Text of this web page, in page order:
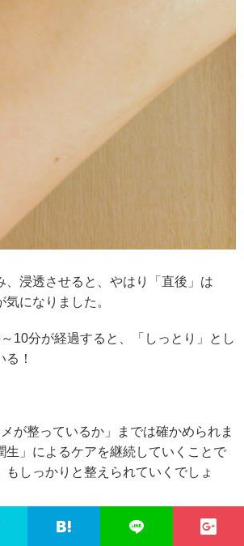
、浸透させると、やはり「直後」は
気になりました。
10分が経過すると、「しっとり」とし
！
が整っているか」までは確かめられま
生」によるケアを継続していくことで
もしっかりと整えられていくでしょ
と同様に「ジェル」もしつこくない質